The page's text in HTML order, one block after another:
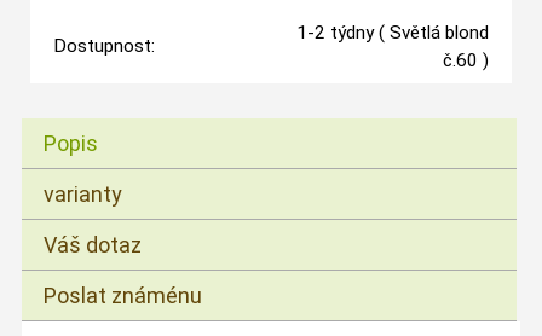
Dostupnost:
1-2 týdny ( Světlá blond
č.60 )
Popis
varianty
Váš dotaz
Poslat známénu